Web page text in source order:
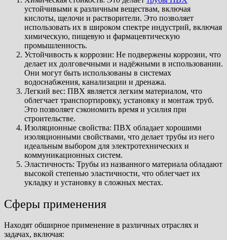
устойчивыми к различным веществам, включая
кислоты, щелочи и растворители. Это позволяет
использовать их в широком спектре индустрий, включая
химическую, пищевую и фармацевтическую
промышленность.
Устойчивость к коррозии: Не подвержены коррозии, что
делает их долговечными и надёжными в использовании.
Они могут быть использованы в системах
водоснабжения, канализации и дренажа.
Легкий вес: ПВХ является легким материалом, что
облегчает транспортировку, установку и монтаж труб.
Это позволяет сэкономить время и усилия при
строительстве.
Изоляционные свойства: ПВХ обладает хорошими
изоляционными свойствами, что делает трубы из него
идеальным выбором для электротехнических и
коммуникационных систем.
Эластичность: Трубы из названного материала обладают
высокой степенью эластичности, что облегчает их
укладку и установку в сложных местах.
Сферы применения
Находят обширное применение в различных отраслях и
задачах, включая: